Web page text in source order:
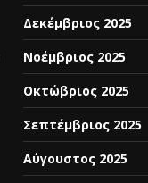
Δεκέμβριος 2025
Νοέμβριος 2025
Οκτώβριος 2025
Σεπτέμβριος 2025
Αύγουστος 2025